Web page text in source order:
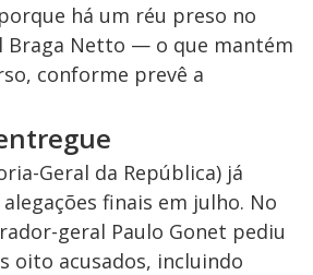
há um réu preso no
Braga Netto — o que mantém
conforme prevê a
Geral da República) já
finais em julho. No
geral Paulo Gonet pediu
oito acusados, incluindo